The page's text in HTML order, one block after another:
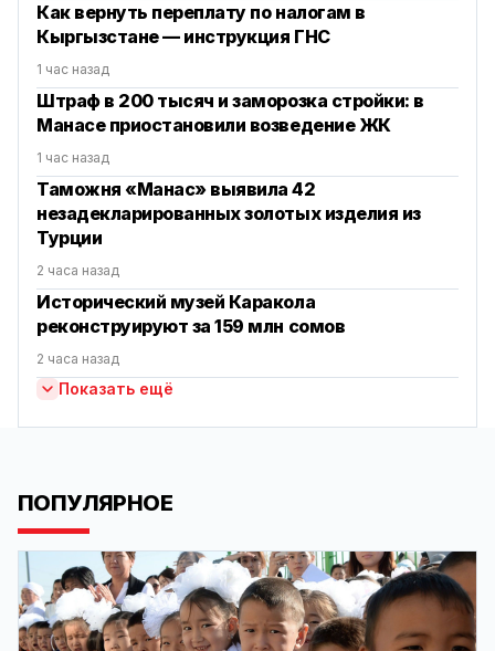
Как вернуть переплату по налогам в
Кыргызстане — инструкция ГНС
1 час назад
Штраф в 200 тысяч и заморозка стройки: в
Манасе приостановили возведение ЖК
1 час назад
Таможня «Манас» выявила 42
незадекларированных золотых изделия из
Турции
2 часа назад
Исторический музей Каракола
реконструируют за 159 млн сомов
2 часа назад
Показать ещё
ПОПУЛЯРНОЕ